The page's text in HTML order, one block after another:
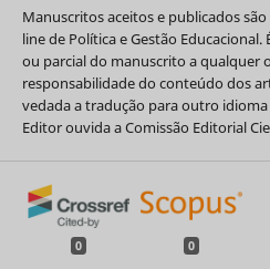
Manuscritos aceitos e publicados
line de Política e Gestão
ou parcial do manuscrito a qualquer
responsabilidade do conteúdo dos
vedada a tradução para outro
Editor ouvida a Comissão Editorial
0 0